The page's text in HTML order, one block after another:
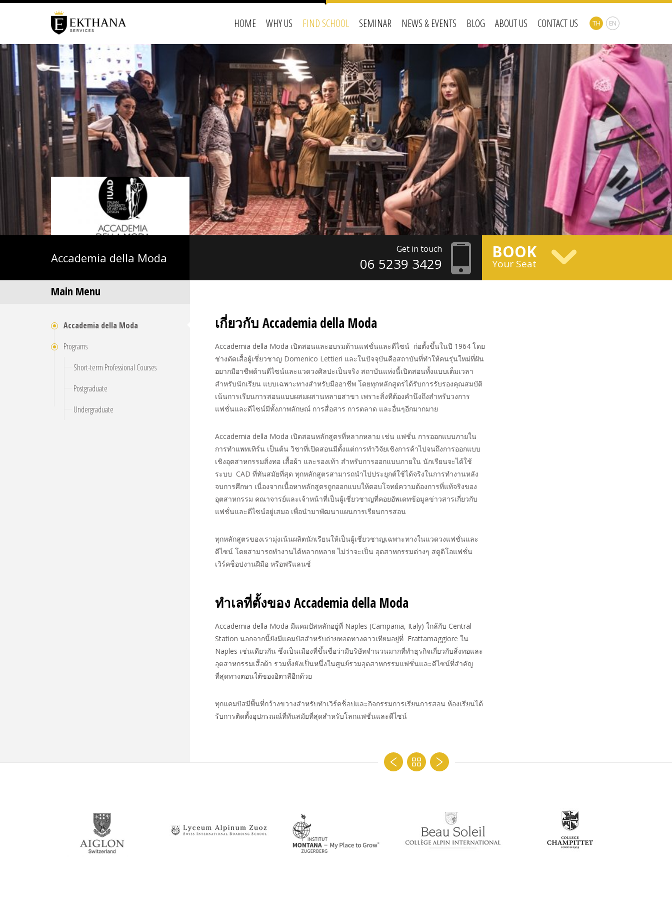
TH EN
HOME WHY US FIND SCHOOL SEMINAR NEWS & EVENTS BLOG ABOUT US CONTACT US
Accademia della Moda
Get in touch
06 5239 3429
BOOK
Your Seat
Main Menu
Accademia della Moda
Programs
Short-term Professional Courses
Postgraduate
Undergraduate
เกี่ยวกับ Accademia della Moda
Accademia della Moda เปิดสอนและอบรมด้านแฟชั่นและดีไซน์ ก่อตั้งขึ้นในปี 1964 โดย
ช่างตัดเสื้อผู้เชี่ยวชาญ Domenico Lettieri และในปัจจุบันคือสถาบันที่ทำให้คนรุ่นใหม่ที่ฝัน
อยากมีอาชีพด้านดีไซน์และแวดวงศิลปะเป็นจริง สถาบันแห่งนี้เปิดสอนทั้งแบบเต็มเวลา
สำหรับนักเรียน แบบเฉพาะทางสำหรับมืออาชีพ โดยทุกหลักสูตรได้รับการรับรองคุณสมบัติ
เน้นการเรียนการสอนแบบผสมผสานหลายสาขา เพราะสิ่งทีต้องคำนึงถึงสำหรับวงการ
แฟชั่นและดีไซน์มีทั้งภาพลักษณ์ การสื่อสาร การตลาด และอื่นๆอีกมากมาย
Accademia della Moda เปิดสอนหลักสูตรที่หลากหลาย เช่น แฟชั่น การออกแบบภายใน
การทำแพทเทิร์น เป็นต้น วิชาที่เปิดสอนมีตั้งแต่การทำวิจัยเชิงการค้าไปจนถึงการออกแบบ
เชิงอุตสาหกรรมสิ่งทอ เสื้อผ้า และรองเท้า สำหรับการออกแบบภายใน นักเรียนจะได้ใช้
ระบบ CAD ที่ทันสมัยที่สุด ทุกหลักสูตรสามารถนำไปประยุกต์ใช้ได้จริงในการทำงานหลัง
จบการศึกษา เนื่องจากเนื้อหาหลักสูตรถูกออกแบบให้ตอบโจทย์ความต้องการที่แท้จริงของ
อุตสาหกรรม คณาจารย์และเจ้าหน้าที่เป็นผู้เชี่ยวชาญที่คอยอัพเดทข้อมูลข่าวสารเกี่ยวกับ
แฟชั่นและดีไซน์อยู่เสมอ เพื่อนำมาพัฒนาแผนการเรียนการสอน
ทุกหลักสูตรของเรามุ่งเน้นผลิตนักเรียนให้เป็นผู้เชี่ยวชาญเฉพาะทางในแวดวงแฟชั่นและ
ดีไซน์ โดยสามารถทำงานได้หลากหลาย ไม่ว่าจะเป็น อุตสาหกรรมต่างๆ สตูดิโอแฟชั่น
เวิร์คช็อปงานฝีมือ หรือฟรีแลนซ์
ทำเลที่ตั้งของ Accademia della Moda
Accademia della Moda มีแคมปัสหลักอยู่ที่ Naples (Campania, Italy) ใกล้กับ Central
Station นอกจากนี้ยังมีแคมปัสสำหรับถ่ายทอดทางดาวเทียมอยู่ที่ Frattamaggiore ใน
Naples เช่นเดียวกัน ซึ่งเป็นเมืองที่ขึ้นชื่อว่ามีบริษัทจำนวนมากที่ทำธุรกิจเกี่ยวกับสิ่งทอและ
อุตสาหกรรมเสื้อผ้า รวมทั้งยังเป็นหนึ่งในศูนย์รวมอุตสาหกรรมแฟชั่นและดีไซน์ที่สำคัญ
ที่สุดทางตอนใต้ของอิตาลีอีกด้วย
ทุกแคมปัสมีพื้นที่กว้างขวางสำหรับทำเวิร์คช็อปและกิจกรรมการเรียนการสอน ห้องเรียนได้
รับการติดตั้งอุปกรณณ์ที่ทันสมัยที่สุดสำหรับโลกแฟชั่นและดีไซน์